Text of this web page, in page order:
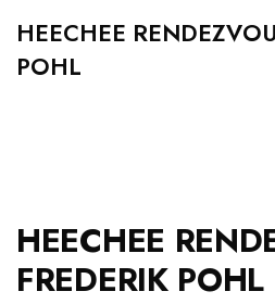
HEECHEE
POHL
HEECHEE
FREDERIK POHL